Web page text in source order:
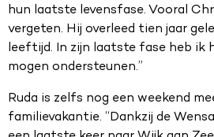
hun laatste levensfase. Vooral
vergeten. Hij overleed tien jaar
leeftijd. In zijn laatste fase heb ik
mogen ondersteunen.”
Ruda is zelfs nog een weekend
familievakantie. “Dankzij de